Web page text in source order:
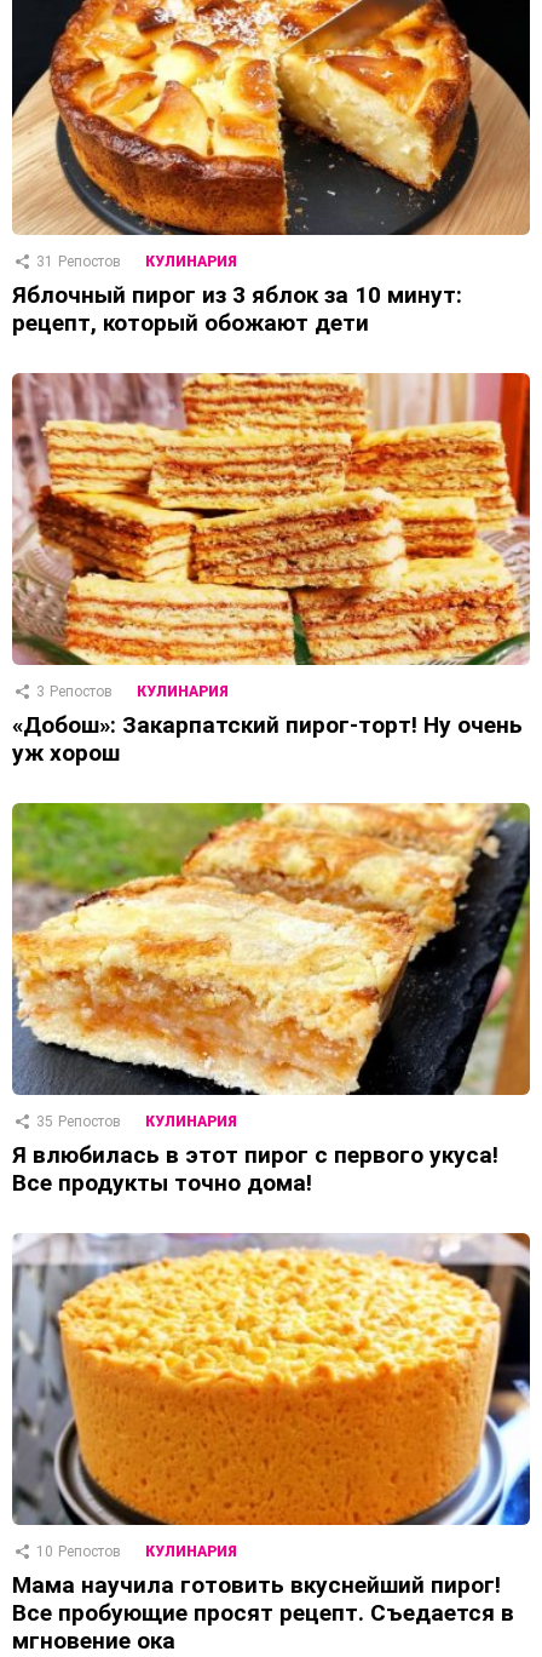
31 Репостов КУЛИНАРИЯ
Яблочный пирог из 3 яблок за 10 минут:
рецепт, который обожают дети
3 Репостов КУЛИНАРИЯ
«Добош»: Закарпатский пирог-торт! Ну очень
уж хорош
35 Репостов КУЛИНАРИЯ
Я влюбилась в этот пирог с первого укуса!
Все продукты точно дома!
10 Репостов КУЛИНАРИЯ
Мама научила готовить вкуснейший пирог!
Все пробующие просят рецепт. Съедается в
мгновение ока